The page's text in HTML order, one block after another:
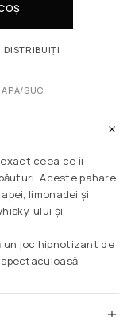
DISTRIBUIȚI
SUC
ceea ce îi
Aceste pahare
limonadei și
ului și
un joc hipnotizant de